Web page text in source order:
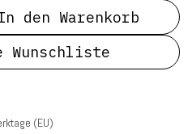
den Warenkorb
Wunschliste
(EU)